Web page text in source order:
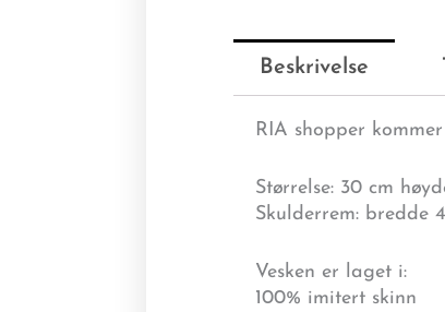
Beskrivelse
RIA shopper
Størrelse: 30 cm
Skulderrem: bredde
Vesken er laget i:
100% imitert skinn